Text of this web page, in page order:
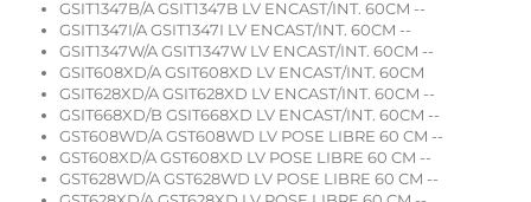
GSIT1347B/A GSIT1347B LV ENCAST/INT. 60CM --
GSIT1347I/A GSIT1347I LV ENCAST/INT. 60CM --
GSIT1347W/A GSIT1347W LV ENCAST/INT. 60CM --
GSIT608XD/A GSIT608XD LV ENCAST/INT. 60CM
GSIT628XD/A GSIT628XD LV ENCAST/INT. 60CM --
GSIT668XD/B GSIT668XD LV ENCAST/INT. 60CM --
GST608WD/A GST608WD LV POSE LIBRE 60 CM --
GST608XD/A GST608XD LV POSE LIBRE 60 CM --
GST628WD/A GST628WD LV POSE LIBRE 60 CM --